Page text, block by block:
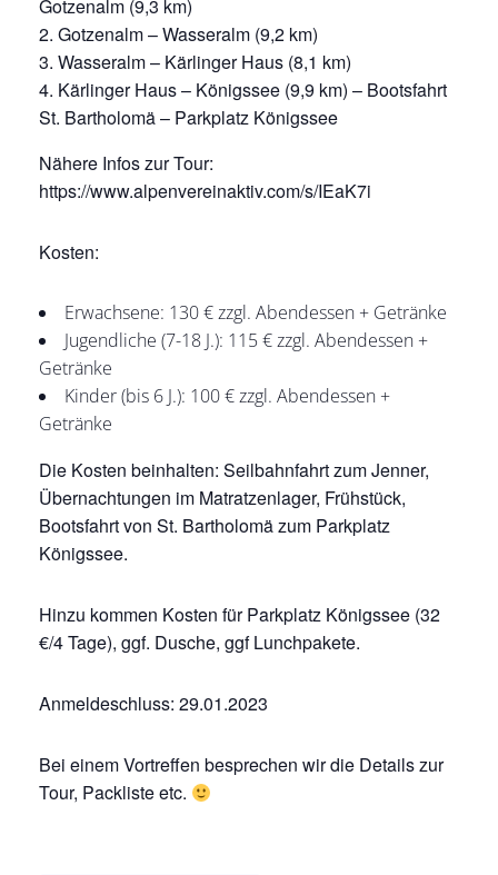
Gotzenalm (9,3 km)
Gotzenalm – Wasseralm (9,2 km)
Wasseralm – Kärlinger Haus (8,1 km)
Kärlinger Haus – Königssee (9,9 km) – Bootsfahrt
St. Bartholomä – Parkplatz Königssee
Nähere Infos zur Tour:
https://www.alpenvereinaktiv.com/s/IEaK7i
Kosten:
Erwachsene: 130 € zzgl. Abendessen + Getränke
Jugendliche (7-18 J.): 115 € zzgl. Abendessen +
Getränke
Kinder (bis 6 J.): 100 € zzgl. Abendessen +
Getränke
Die Kosten beinhalten: Seilbahnfahrt zum Jenner,
Übernachtungen im Matratzenlager, Frühstück,
Bootsfahrt von St. Bartholomä zum Parkplatz
Königssee.
Hinzu kommen Kosten für Parkplatz Königssee (32
€/4 Tage), ggf. Dusche, ggf Lunchpakete.
Anmeldeschluss: 29.01.2023
Bei einem Vortreffen besprechen wir die Details zur
Tour, Packliste etc.